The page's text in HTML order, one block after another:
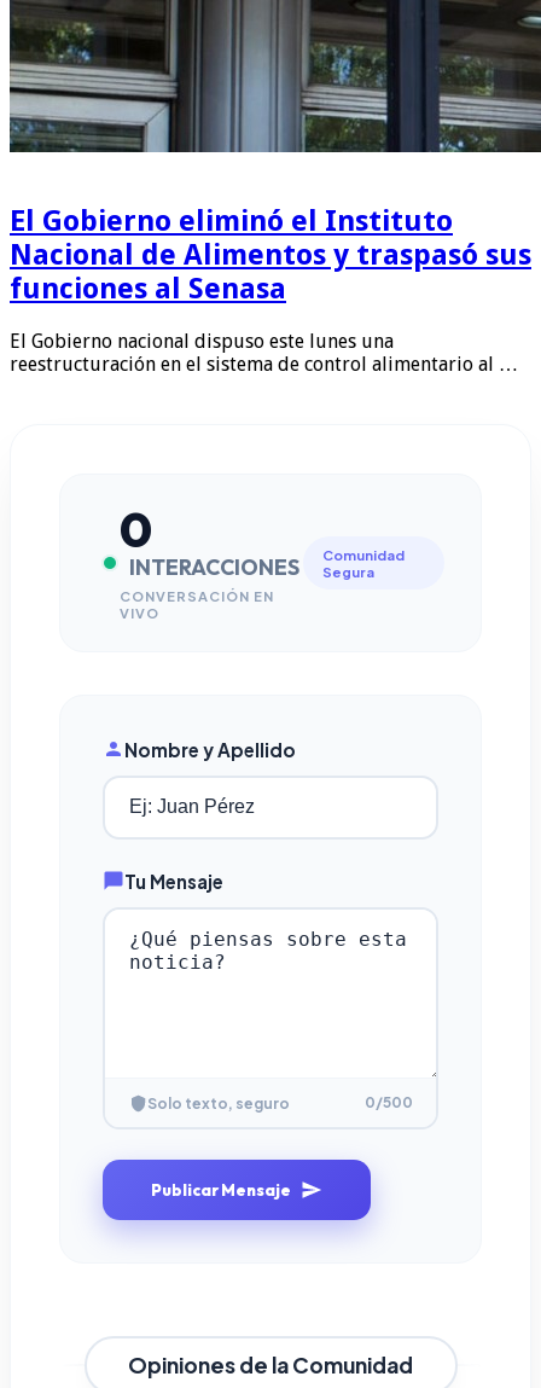
El Gobierno eliminó el Instituto
Nacional de Alimentos y traspasó sus
funciones al Senasa
El Gobierno nacional dispuso este lunes una
reestructuración en el sistema de control alimentario al …
0
INTERACCIONES
CONVERSACIÓN EN
VIVO
Comunidad
Segura
Nombre y Apellido
Tu Mensaje
Solo texto, seguro 0/500
Publicar Mensaje
Opiniones de la Comunidad